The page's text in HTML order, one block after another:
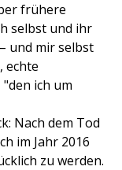
frühere
selbst und ihr
und mir selbst
echte
ich um
Nach dem Tod
im Jahr 2016
zu werden.